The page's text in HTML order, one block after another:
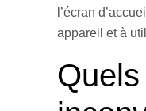
l’écran
appareil et à